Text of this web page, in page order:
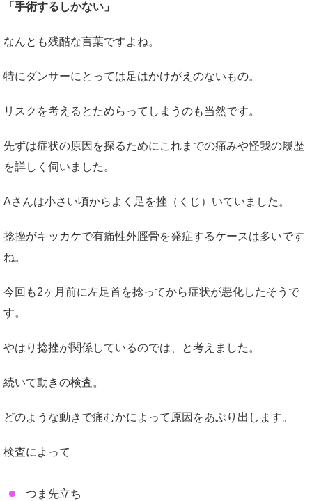
「手術するしかない」
なんとも残酷な言葉ですよね。
特にダンサーにとっては足はかけがえのないもの。
リスクを考えるとためらってしまうのも当然です。
先ずは症状の原因を探るためにこれまでの痛みや怪我の履歴
を詳しく伺いました。
Aさんは小さい頃からよく足を挫（くじ）いていました。
捻挫がキッカケで有痛性外脛骨を発症するケースは多いです
ね。
今回も2ヶ月前に左足首を捻ってから症状が悪化したそうで
す。
やはり捻挫が関係しているのでは、と考えました。
続いて動きの検査。
どのような動きで痛むかによって原因をあぶり出します。
検査によって
つま先立ち